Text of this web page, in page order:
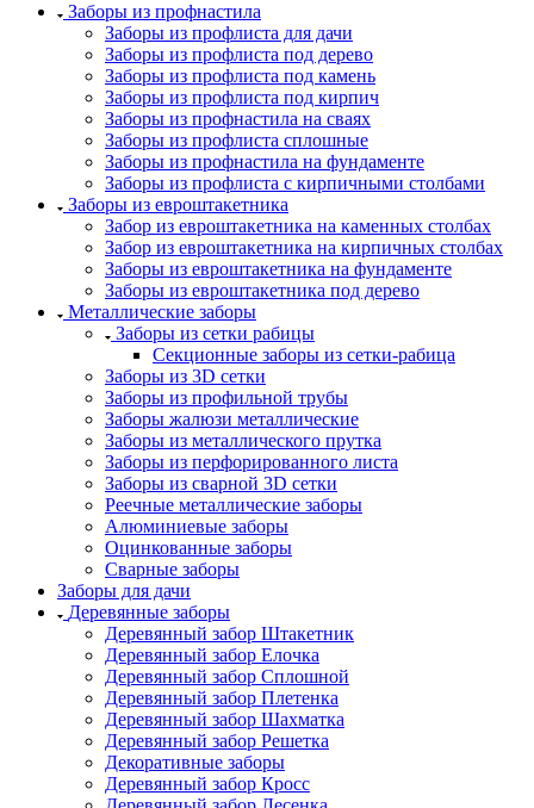
Заборы из профнастила
Заборы из профлиста для дачи
Заборы из профлиста под дерево
Заборы из профлиста под камень
Заборы из профлиста под кирпич
Заборы из профнастила на сваях
Заборы из профлиста сплошные
Заборы из профнастила на фундаменте
Заборы из профлиста с кирпичными столбами
Заборы из евроштакетника
Забор из евроштакетника на каменных столбах
Забор из евроштакетника на кирпичных столбах
Заборы из евроштакетника на фундаменте
Заборы из евроштакетника под дерево
Металлические заборы
Заборы из сетки рабицы
Секционные заборы из сетки-рабица
Заборы из 3D сетки
Заборы из профильной трубы
Заборы жалюзи металлические
Заборы из металлического прутка
Заборы из перфорированного листа
Заборы из сварной 3D сетки
Реечные металлические заборы
Алюминиевые заборы
Оцинкованные заборы
Сварные заборы
Заборы для дачи
Деревянные заборы
Деревянный забор Штакетник
Деревянный забор Елочка
Деревянный забор Сплошной
Деревянный забор Плетенка
Деревянный забор Шахматка
Деревянный забор Решетка
Декоративные заборы
Деревянный забор Кросс